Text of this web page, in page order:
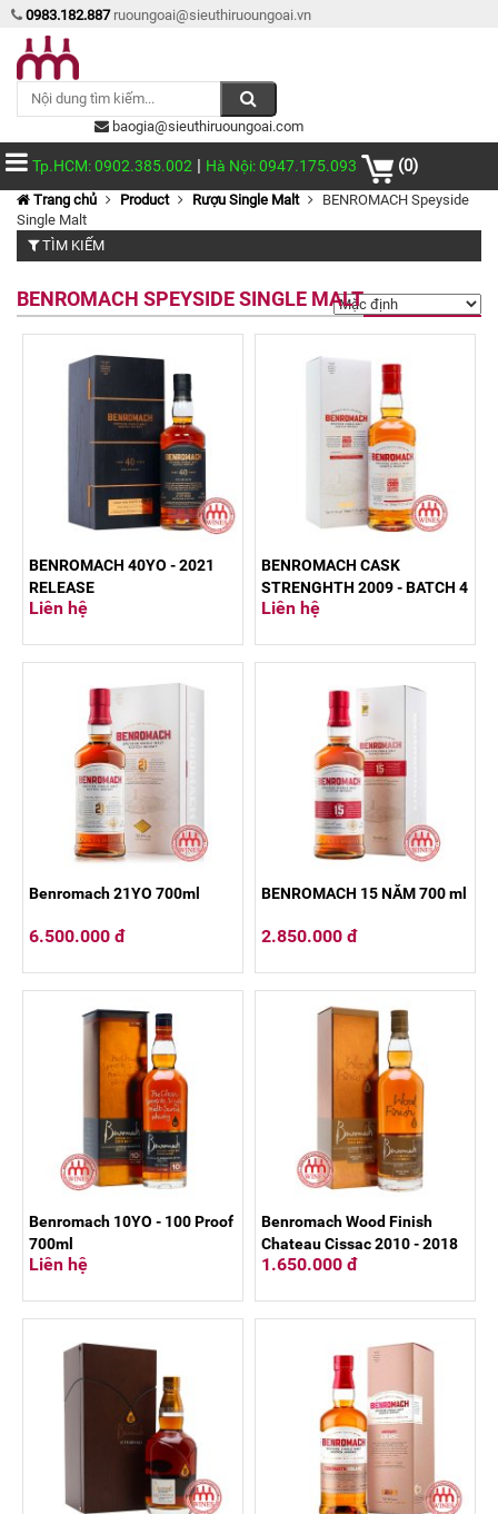
0983.182.887 ruoungoai@sieuthiruoungoai.vn
baogia@sieuthiruoungoai.com
Tp.HCM: 0902.385.002 | Hà Nội: 0947.175.093 (0)
Trang chủ Product Rượu Single Malt
BENROMACH Speyside
Single Malt
TÌM KIẾM
BENROMACH SPEYSIDE SINGLE MALT
BENROMACH 40YO - 2021
RELEASE
Liên hệ
BENROMACH CASK
STRENGHTH 2009 - BATCH 4
Liên hệ
Benromach 21YO 700ml
6.500.000 đ
BENROMACH 15 NĂM 700 ml
2.850.000 đ
Benromach 10YO - 100 Proof
700ml
Liên hệ
Benromach Wood Finish
Chateau Cissac 2010 - 2018
1.650.000 đ